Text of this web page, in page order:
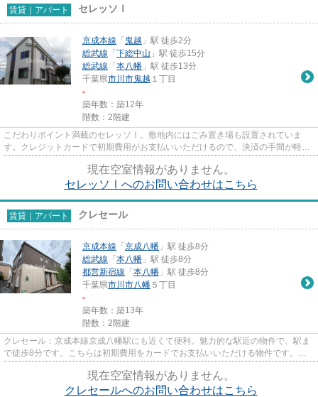
賃貸｜アパート セレッソⅠ
京成本線 「 鬼越 」駅 徒歩2分
総武線 「 下総中山 」駅 徒歩15分
総武線 「 本八幡 」駅 徒歩13分
千葉県市川市鬼越 １丁目
-
築年数：築12年
階数：2階建
こだわりポイント満載のセレッソⅠ。敷地内にはごみ置き場も設置されていま
す。クレジットカードで初期費用がお支払いいただけるので、決済の手間が軽減
現在空室情報がありません。
セレッソⅠへのお問い合わせはこちら
賃貸｜アパート クレセール
京成本線 「 京成八幡 」駅 徒歩8分
総武線 「 本八幡 」駅 徒歩8分
都営新宿線 「 本八幡 」駅 徒歩8分
千葉県市川市八幡 ５丁目
-
築年数：築13年
階数：2階建
クレセール：京成本線京成八幡駅にも近くて便利。魅力的な駅近の物件で、駅ま
で徒歩8分です。こちらは初期費用をカードでお支払いいただける物件です。周
現在空室情報がありません。
クレセールへのお問い合わせはこちら